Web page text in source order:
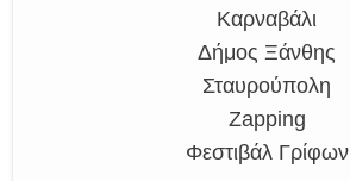
Καρναβάλι
Δήμος Ξάνθης
Σταυρούπολη
Zapping
Φεστιβάλ Γρίφων